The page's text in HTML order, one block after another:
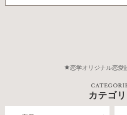
恋学オリジナル恋愛
カテゴ